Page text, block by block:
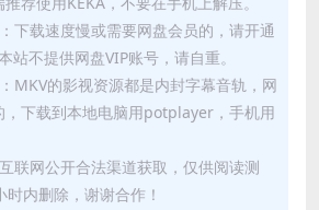
下载速度慢或需要网盘会员的，请开通
站不提供网盘VIP账号，请自重。
MKV的影视资源都是内封字幕音轨，网
，下载到本地电脑用potplayer，手机用
联网公开合法渠道获取，仅供阅读测
内删除，谢谢合作！